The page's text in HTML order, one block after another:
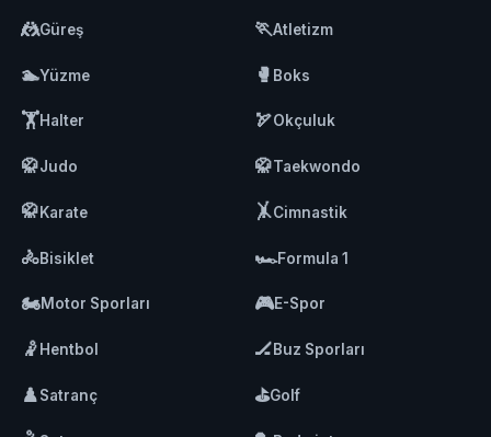
🤼Güreş 🏃Atletizm
🏊Yüzme 🥊 Boks
🏋️Halter 🏹Okçuluk
🥋Judo 🥋Taekwondo
🥋Karate 🤸Cimnastik
🚴Bisiklet 🏎️Formula 1
🏍️Motor Sporları 🎮E-Spor
🤾 Hentbol 🏒Buz Sporları
♟️Satranç ⛳Golf